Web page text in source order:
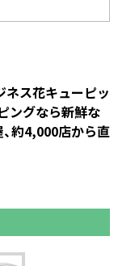
ネス花キューピッ
ングなら新鮮な
約4,000店から直